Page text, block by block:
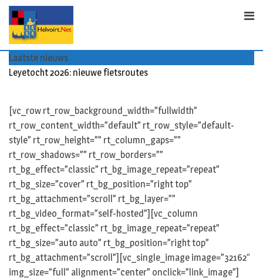
Skip
content
Laatste nieuws
Leyetocht 2026: nieuwe fietsroutes
[vc_row rt_row_background_width=”fullwidth”
rt_row_content_width=”default” rt_row_style=”default-
style” rt_row_height=”” rt_column_gaps=””
rt_row_shadows=”” rt_row_borders=””
rt_bg_effect=”classic” rt_bg_image_repeat=”repeat”
rt_bg_size=”cover” rt_bg_position=”right top”
rt_bg_attachment=”scroll” rt_bg_layer=””
rt_bg_video_format=”self-hosted”][vc_column
rt_bg_effect=”classic” rt_bg_image_repeat=”repeat”
rt_bg_size=”auto auto” rt_bg_position=”right top”
rt_bg_attachment=”scroll”][vc_single_image image=”32162″
img_size=”full” alignment=”center” onclick=”link_image”]